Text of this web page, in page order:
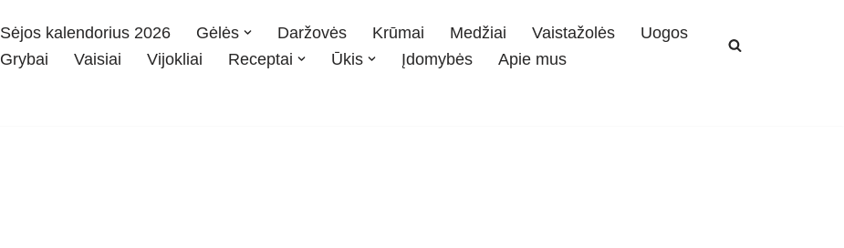
Sėjos kalendorius 2026 Gėlės Daržovės Krūmai Medžiai Vaistažolės
Uogos
Grybai
Vaisiai Vijokliai Receptai Ūkis Įdomybės Apie mus